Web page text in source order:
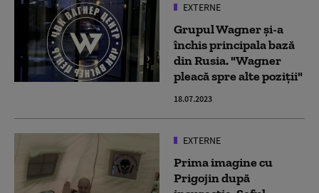
EXTERNE
Grupul Wagner și-a
închis principala bază
din Rusia. "Wagner
pleacă spre alte poziţii"
18.07.2023
EXTERNE
Prima imagine cu
Prigojin după